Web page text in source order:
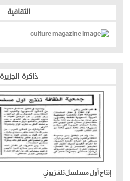
الثقافية
ذاكرة الجزيرة
إنتاج أول مسلسل تلفزيوني